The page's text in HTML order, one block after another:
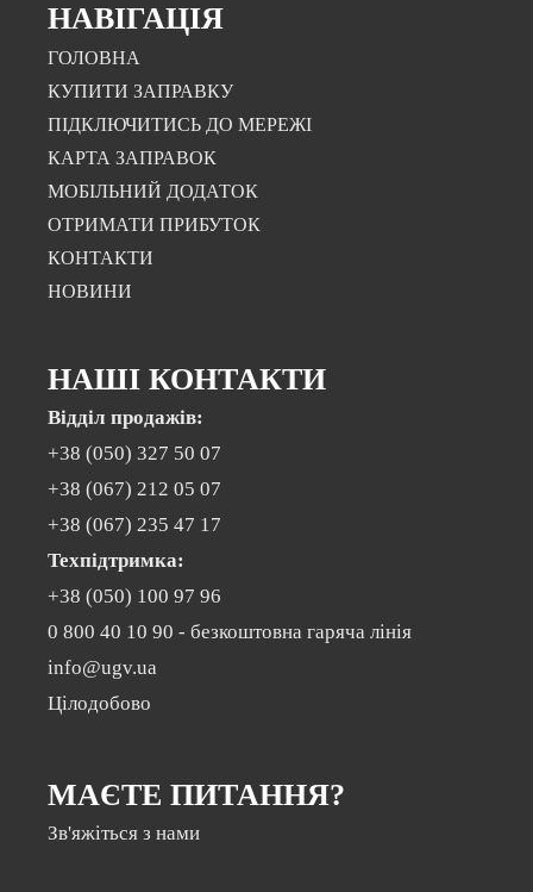
НАВІГАЦІЯ
ГОЛОВНА
КУПИТИ ЗАПРАВКУ
ПІДКЛЮЧИТИСЬ ДО МЕРЕЖІ
КАРТА ЗАПРАВОК
МОБІЛЬНИЙ ДОДАТОК
ОТРИМАТИ ПРИБУТОК
КОНТАКТИ
НОВИНИ
НАШІ КОНТАКТИ
Відділ продажів:
+38 (050) 327 50 07
+38 (067) 212 05 07
+38 (067) 235 47 17
Техпідтримка:
+38 (050) 100 97 96
0 800 40 10 90 - безкоштовна гаряча лінія
info@ugv.ua
Цілодобово
МАЄТЕ ПИТАННЯ?
Зв'яжіться з нами